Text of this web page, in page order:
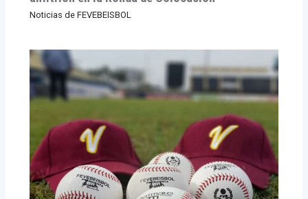
Noticias de FEVEBEISBOL